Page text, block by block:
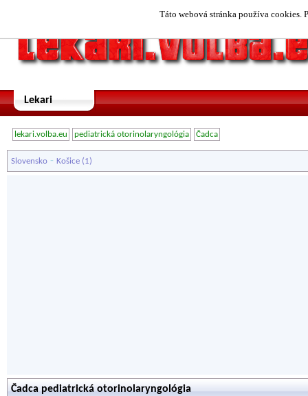
Táto webová stránka používa cookies.
Lekari
lekari.volba.eu pediatrická otorinolaryngológia Čadca
Slovensko - Košice (1)
Čadca pediatrická otorinolaryngológia